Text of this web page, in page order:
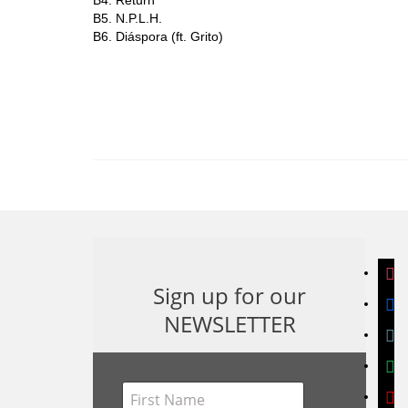
B5. N.P.L.H.
B6. Diáspora (ft. Grito)
Sign up for our
NEWSLETTER